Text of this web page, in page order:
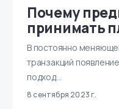
Почему
принимать
В постоянно
транзакций
подход…
8 сентября 2023 г.